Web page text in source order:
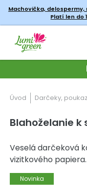
Machovička,
Platí len do
Úvod Darčeky,
Blahoželanie k
Veselá darčeková
vizitkového papiera.
Novinka